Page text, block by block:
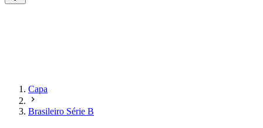
Capa
Brasileiro Série B